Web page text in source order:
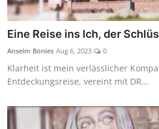
Eine Reise ins Ich, der
Anselm Bonies Aug 6, 2023 0
Klarheit ist mein verlässlicher
Entdeckungsreise, vereint mit DR...